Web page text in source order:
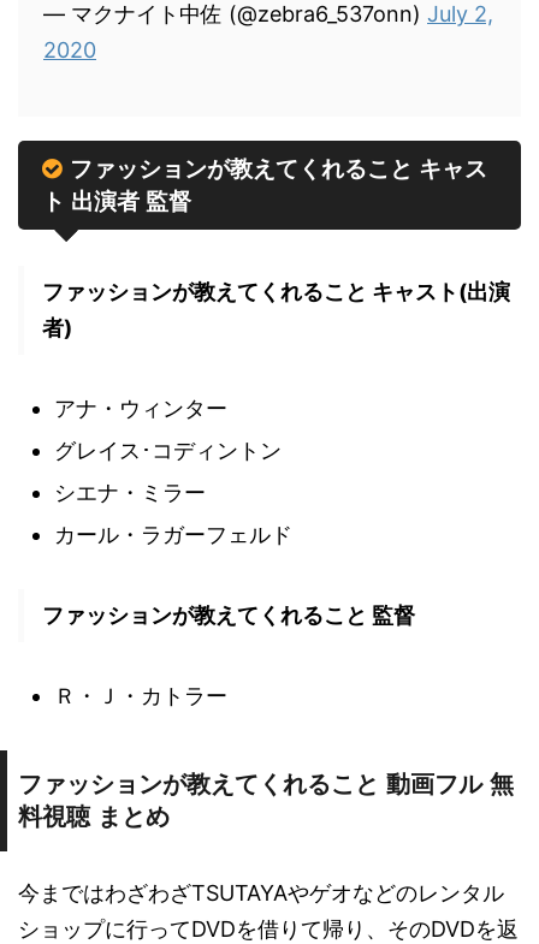
— マクナイト中佐 (@zebra6_537onn) July 2,
2020
ファッションが教えてくれること キャス
ト 出演者 監督
ファッションが教えてくれること キャスト(出演
者)
アナ・ウィンター
グレイス･コディントン
シエナ・ミラー
カール・ラガーフェルド
ファッションが教えてくれること 監督
Ｒ・Ｊ・カトラー
ファッションが教えてくれること 動画フル 無
料視聴 まとめ
今まではわざわざTSUTAYAやゲオなどのレンタル
ショップに行ってDVDを借りて帰り、そのDVDを返